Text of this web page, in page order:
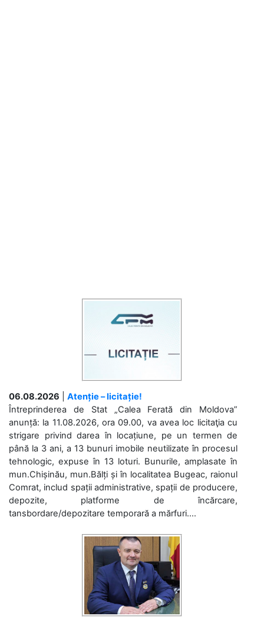
06.08.2026
Atenție – licitație!
Întreprinderea de Stat „Calea Ferată din Moldova”
anunță: la 11.08.2026, ora 09.00, va avea loc licitaţia cu
strigare privind darea în locațiune, pe un termen de
până la 3 ani, a 13 bunuri imobile neutilizate în procesul
tehnologic, expuse în 13 loturi. Bunurile, amplasate în
mun.Chișinău, mun.Bălți și în localitatea Bugeac, raionul
Comrat, includ spații administrative, spații de producere,
depozite, platforme de încărcare,
tansbordare/depozitare temporară a mărfuri....